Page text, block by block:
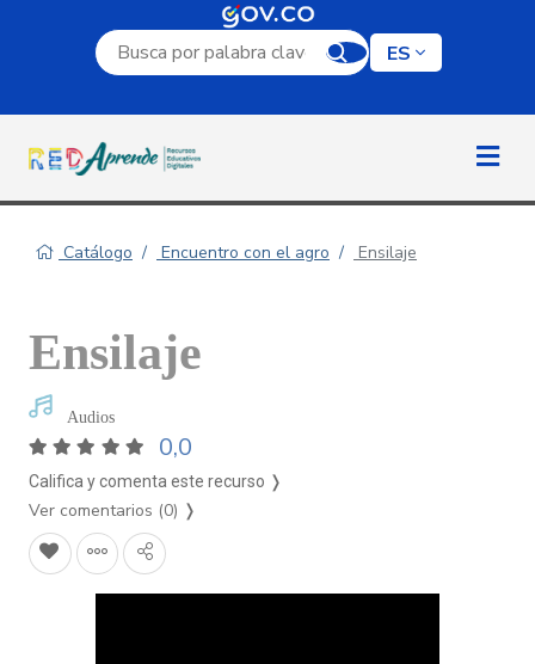
Campo de búsqueda por palabra clave
ES
Catálogo Encuentro con el agro Ensilaje
Ensilaje
Audios
0,0
Califica y comenta este recurso ❭
Ver comentarios (0) ❭